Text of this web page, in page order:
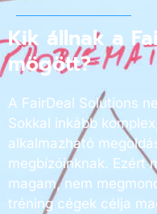
Kik állnak a
mögött?
A FairDeal Solutions
Sokkal inkább
alkalmazható
megbízóinknak. Ezért
magam, nem
tréning cégek célja